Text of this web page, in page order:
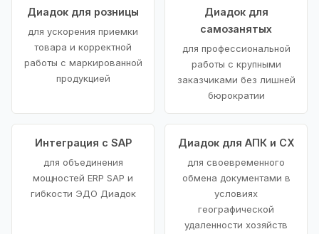
Диадок для розницы
для ускорения приемки
товара и корректной
работы с маркированной
продукцией
Диадок для
самозанятых
для профессиональной
работы с крупными
заказчиками без лишней
бюрократии
Интеграция с SAP
для объединения
мощностей ERP SAP и
гибкости ЭДО Диадок
Диадок для АПК и СХ
для своевременного
обмена документами в
условиях
географической
удаленности хозяйств